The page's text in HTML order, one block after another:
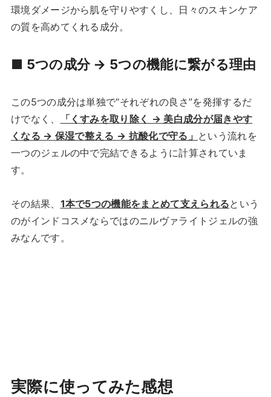
環境ダメージから肌を守りやすくし、日々のスキンケア
の質を高めてくれる成分。
■ 5つの成分 → 5つの機能に繋がる理由
この5つの成分は単独で“それぞれの良さ”を発揮するだ
けでなく、
「くすみを取り除く → 美白成分が届きやす
くなる → 保湿で整える → 抗酸化で守る」 という流れを
一つのジェルの中で完結できるように計算されていま
す。
その結果、 1本で5つの機能をまとめて支えられるという
のがインドコスメならではのニルヴァライトジェルの強
みなんです。
実際に使ってみた感想